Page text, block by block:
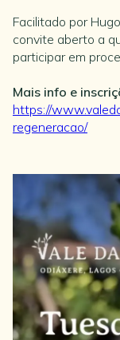
Facilitado por
convite aberto a
participar em
Mais info e
https://
regeneracao/